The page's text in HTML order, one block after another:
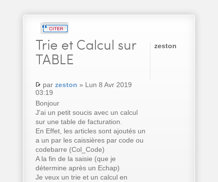
Trie et Calcul sur
TABLE
par zeston » Lun 8 Avr 2019
03:19
Bonjour
J'ai un petit soucis avec un calcul
sur une table de facturation.
En Effet, les articles sont ajoutés un
a un par les caissières par code ou
codebarre (Col_Code)
A la fin de la saisie (que je
détermine après un Echap)
Je veux un trie et un calcul en
zeston